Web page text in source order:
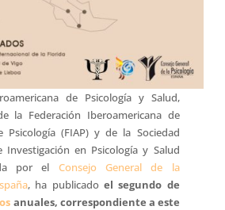
de Psicología y Salud,
la Federación Iberoamericana de
Psicología (FIAP) y de la Sociedad
Investigación en Psicología y Salud
por el Consejo General de la
, ha publicado el segundo de
anuales, correspondiente a este